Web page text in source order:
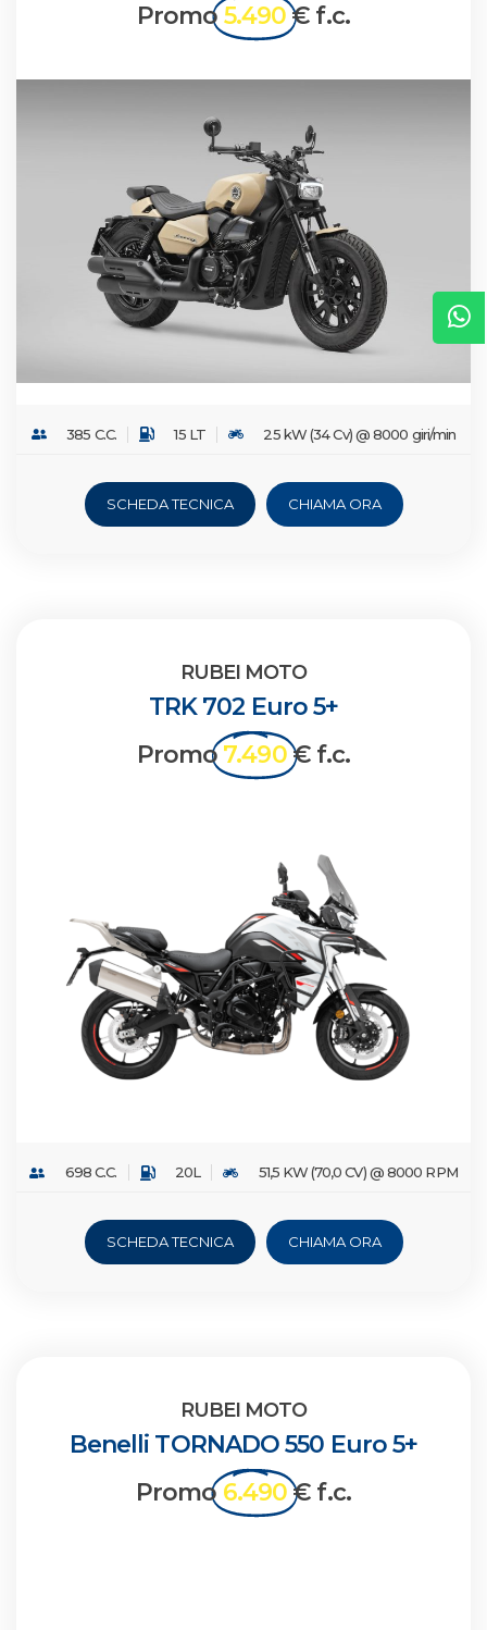
Promo5.490€ f.c.
385 C.C. 15 LT 25 kW (34 Cv) @ 8000 giri/min
SCHEDA TECNICA CHIAMA ORA
RUBEI MOTO
TRK 702 Euro 5+
Promo7.490€ f.c.
698 C.C. 20L 51,5 KW (70,0 CV) @ 8000 RPM
SCHEDA TECNICA CHIAMA ORA
RUBEI MOTO
Benelli TORNADO 550 Euro 5+
Promo6.490€ f.c.